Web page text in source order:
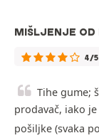
MIŠLJENJE OD
4/5
Tihe gume;
prodavač, iako
pošiljke (svaka